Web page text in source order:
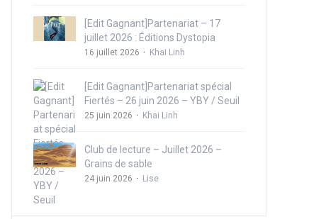
[Edit Gagnant]Partenariat – 17
juillet 2026 : Éditions Dystopia
16 juillet 2026 Khai Linh
[Edit Gagnant]Partenariat spécial
Fiertés – 26 juin 2026 – YBY / Seuil
25 juin 2026 Khai Linh
Club de lecture – Juillet 2026 –
Grains de sable
24 juin 2026 Lise